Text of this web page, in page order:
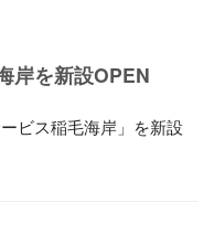
岸を新設OPEN
ビス稲毛海岸」を新設